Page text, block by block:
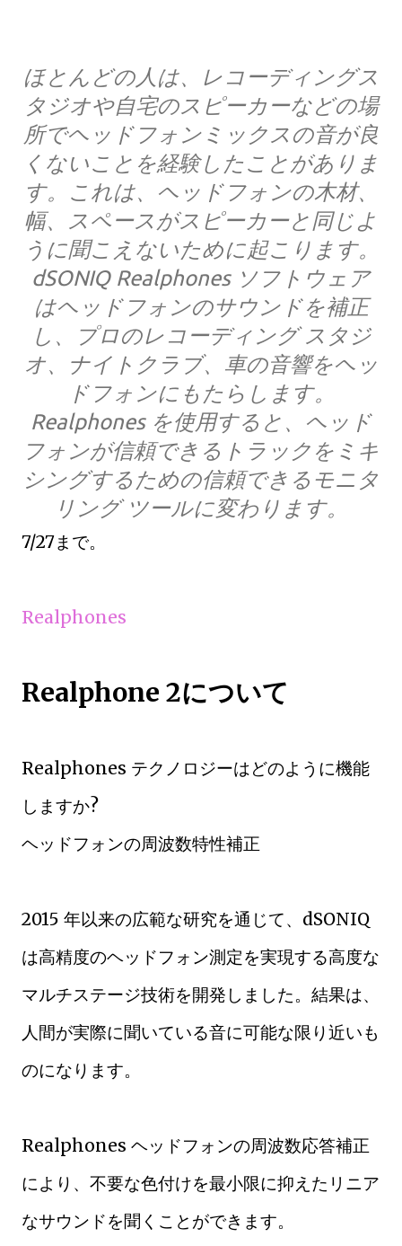
ほとんどの人は、レコーディングス
タジオや自宅のスピーカーなどの場
所でヘッドフォンミックスの音が良
くないことを経験したことがありま
す。これは、ヘッドフォンの木材、
幅、スペースがスピーカーと同じよ
うに聞こえないために起こります。
dSONIQ Realphones ソフトウェア
はヘッドフォンのサウンドを補正
し、プロのレコーディング スタジ
オ、ナイトクラブ、車の音響をヘッ
ドフォンにもたらします。
Realphones を使用すると、ヘッド
フォンが信頼できるトラックをミキ
シングするための信頼できるモニタ
リング ツールに変わります。
7/27まで。
Realphones
Realphone 2について
Realphones テクノロジーはどのように機能
しますか?
ヘッドフォンの周波数特性補正
2015 年以来の広範な研究を通じて、dSONIQ
は高精度のヘッドフォン測定を実現する高度な
マルチステージ技術を開発しました。結果は、
人間が実際に聞いている音に可能な限り近いも
のになります。
Realphones ヘッドフォンの周波数応答補正
により、不要な色付けを最小限に抑えたリニア
なサウンドを聞くことができます。